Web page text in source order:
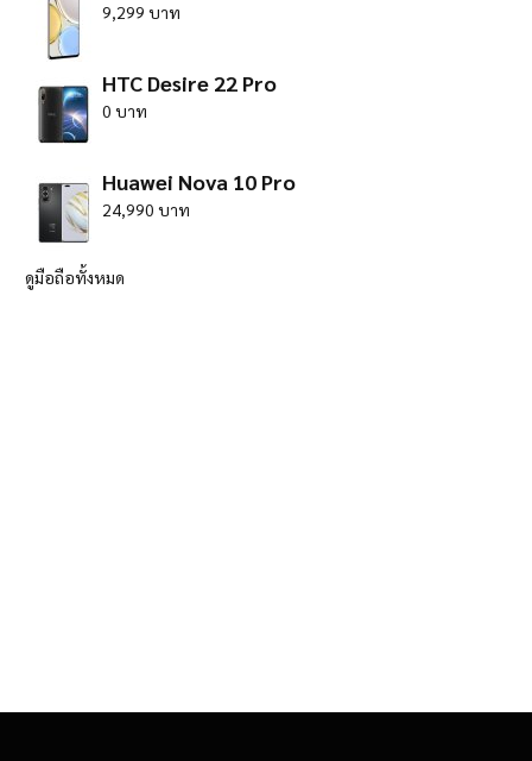
9,299 บาท
HTC Desire 22 Pro
0 บาท
Huawei Nova 10 Pro
24,990 บาท
ดูมือถือทั้งหมด